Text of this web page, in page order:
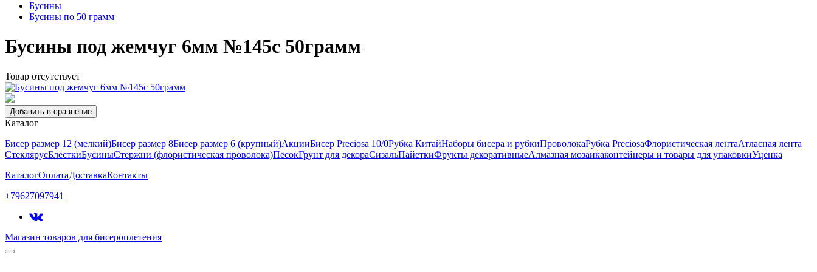
Бусины
Бусины по 50 грамм
Бусины под жемчуг 6мм №145с 50грамм
Товар отсутствует
Добавить в сравнение
Каталог
Бисер размер 12 (мелкий)Бисер размер 8Бисер размер 6 (крупный)АкцииБисер Preciosa 10/0Рубка КитайНаборы бисера и рубкиПроволокаРубка PreciosaФлористическая лентаАтласная лента
СтеклярусБлесткиБусиныСтержни (флористическая проволока)ПесокГрунт для декораСизальПайеткиФрукты декоративныеАлмазная мозаикаконтейнеры и товары для упаковкиУценка
КаталогОплатаДоставкаКонтакты
+79627097941
Магазин товаров для бисероплетения